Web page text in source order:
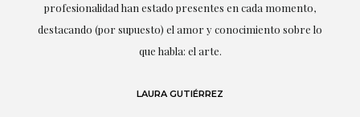
profesionalidad han estado presentes en cada momento,
destacando (por supuesto) el amor y conocimiento sobre lo
que habla: el arte.
LAURA GUTIÉRREZ